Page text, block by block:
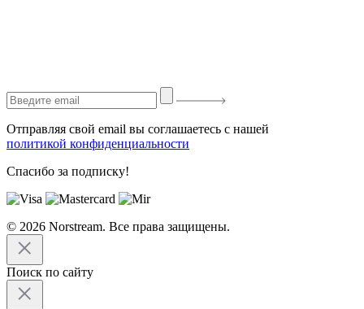
Отправляя свой email вы соглашаетесь с нашей
политикой конфиденциальности
Спасибо за подписку!
© 2026 Norstream. Все права защищены.
Поиск по сайту